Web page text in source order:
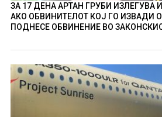
ЗА 17 ДЕНА АРТАН ГРУБИ ИЗЛЕГУВА
АКО ОБВИНИТЕЛОТ КОЈ ГО ИЗВАДИ
ПОДНЕСЕ ОБВИНЕНИЕ ВО